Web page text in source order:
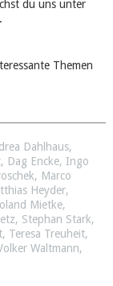
du uns unter
.
Themen
Dahlhaus,
, Dag Encke, Ingo
, Marco
Heyder,
Mietke,
, Stephan Stark,
, Teresa Treuheit,
Waltmann,